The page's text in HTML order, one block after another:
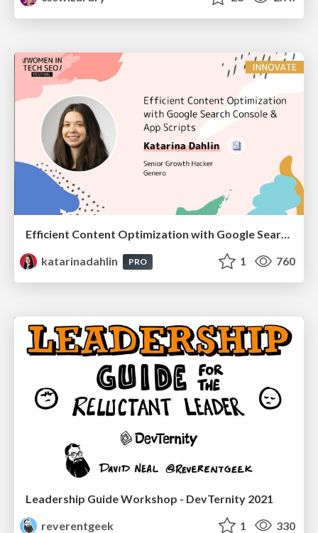
Efficient Content Optimization with Google Search Console & Apps Script
katarinadahlin
PRO 1 760
Leadership Guide Workshop - DevTernity 2021
reverentgeek
1 330